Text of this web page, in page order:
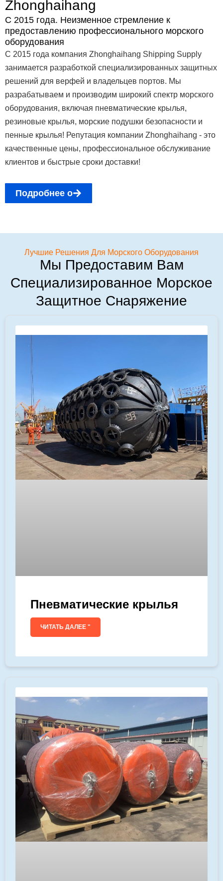
Zhonghaihang
С 2015 года. Неизменное стремление к
предоставлению профессионального морского
оборудования
С 2015 года компания Zhonghaihang Shipping Supply
занимается разработкой специализированных защитных
решений для верфей и владельцев портов. Мы
разрабатываем и производим широкий спектр морского
оборудования, включая пневматические крылья,
резиновые крылья, морские подушки безопасности и
пенные крылья! Репутация компании Zhonghaihang - это
качественные цены, профессиональное обслуживание
клиентов и быстрые сроки доставки!
Подробнее о
Лучшие Решения Для Морского Оборудования
Мы Предоставим Вам
Специализированное Морское
Защитное Снаряжение
Пневматические крылья
ЧИТАТЬ ДАЛЕЕ "